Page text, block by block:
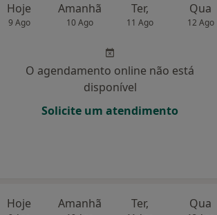
Hoje
9 Ago
Amanhã
10 Ago
Ter,
11 Ago
Qua
12 Ago
O agendamento online não está
disponível
Solicite um atendimento
Hoje Amanhã Ter, Qua